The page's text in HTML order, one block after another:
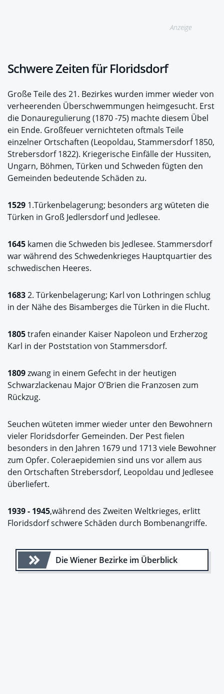
Anzeige
Schwere Zeiten für Floridsdorf
Große Teile des 21. Bezirkes wurden immer wieder von
verheerenden Überschwemmungen heimgesucht. Erst
die Donauregulierung (1870 -75) machte diesem Übel
ein Ende. Großfeuer vernichteten oftmals Teile
einzelner Ortschaften (Leopoldau, Stammersdorf 1850,
Strebersdorf 1822). Kriegerische Einfälle der Hussiten,
Ungarn, Böhmen, Türken und Schweden fügten den
Gemeinden bedeutende Schäden zu.
1529 1.Türkenbelagerung; besonders arg wüteten die
Türken in Groß Jedlersdorf und Jedlesee.
1645 kamen die Schweden bis Jedlesee. Stammersdorf
war während des Schwedenkrieges Hauptquartier des
schwedischen Heeres.
16832. Türkenbelagerung; Karl von Lothringen schlug
in der Nähe des Bisamberges die Türken in die Flucht.
1805trafen einander Kaiser Napoleon und Erzherzog
Karl in der Poststation von Stammersdorf.
1809zwang in einem Gefecht in der heutigen
Schwarzlackenau Major O'Brien die Franzosen zum
Rückzug.
Seuchen wüteten immer wieder unter den Bewohnern
vieler Floridsdorfer Gemeinden. Der Pest fielen
besonders in den Jahren 1679 und 1713 viele Bewohner
zum Opfer. Coleraepidemien sind uns vor allem aus
den Ortschaften Strebersdorf, Leopoldau und Jedlesee
überliefert.
1939 - 1945,während des Zweiten Weltkrieges, erlitt
Floridsdorf schwere Schäden durch Bombenangriffe.
Die Wiener Bezirke im Überblick